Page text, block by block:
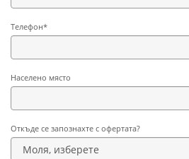
Телефон*
Населено място
Откъде се запознахте с офертата?